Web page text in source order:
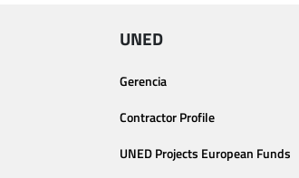
UNED
Gerencia
Contractor Profile
UNED Projects European Funds